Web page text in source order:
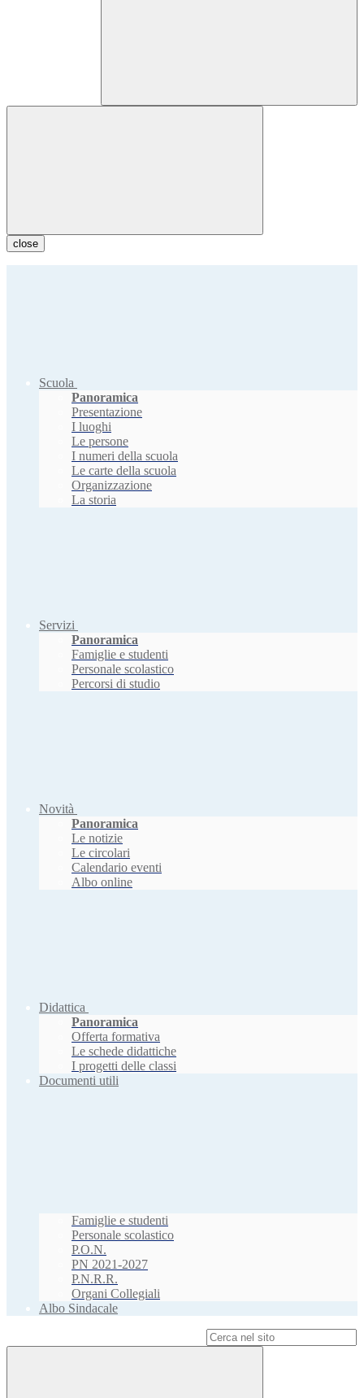
close
Scuola
Panoramica
Presentazione
I luoghi
Le persone
I numeri della scuola
Le carte della scuola
Organizzazione
La storia
Servizi
Panoramica
Famiglie e studenti
Personale scolastico
Percorsi di studio
Novità
Panoramica
Le notizie
Le circolari
Calendario eventi
Albo online
Didattica
Panoramica
Offerta formativa
Le schede didattiche
I progetti delle classi
Documenti utili
Famiglie e studenti
Personale scolastico
P.O.N.
PN 2021-2027
P.N.R.R.
Organi Collegiali
Albo Sindacale